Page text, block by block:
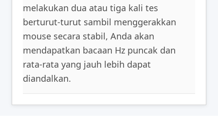
melakukan dua atau tiga kali tes
berturut-turut sambil menggerakkan
mouse secara stabil, Anda akan
mendapatkan bacaan Hz puncak dan
rata-rata yang jauh lebih dapat
diandalkan.